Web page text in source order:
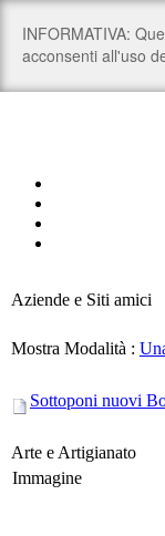
Aziende e Siti amici
Mostra Modalità :
Sottoponi nuovi
Arte e Artigianato
Immagine